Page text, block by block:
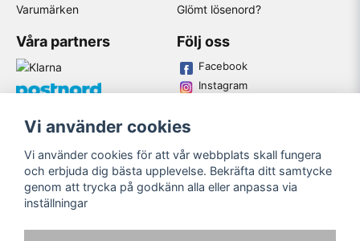
Varumärken
Glömt lösenord?
Våra partners Följ oss
Facebook
Instagram
© Copyright
Vi använder cookies
Vi använder cookies för att vår webbplats skall fungera
och erbjuda dig bästa upplevelse. Bekräfta ditt samtycke
genom att trycka på godkänn alla eller anpassa via
inställningar